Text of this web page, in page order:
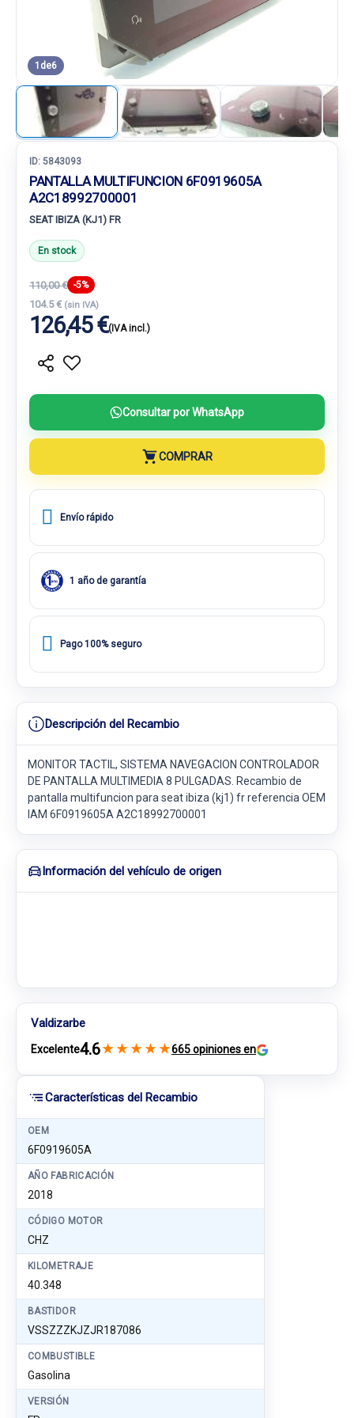
1 de6
Características del Recambio
OEM
6F0919605A
AÑO FABRICACIÓN
2018
CÓDIGO MOTOR
CHZ
KILOMETRAJE
40.348
BASTIDOR
VSSZZZKJZJR187086
COMBUSTIBLE
Gasolina
VERSIÓN
ID: 5843093
PANTALLA MULTIFUNCION 6F0919605A
A2C18992700001
SEAT IBIZA (KJ1) FR
En stock
110,00 € -5%
104.5 € (sin IVA)
126,45 €(IVA incl.)
Consultar por WhatsApp
COMPRAR
Envío rápido
1 año de garantía
Pago 100% seguro
Descripción del Recambio
MONITOR TACTIL, SISTEMA NAVEGACION CONTROLADOR
DE PANTALLA MULTIMEDIA 8 PULGADAS. Recambio de
pantalla multifuncion para seat ibiza (kj1) fr referencia OEM
IAM 6F0919605A A2C18992700001
Información del vehículo de origen
Valdizarbe
Excelente4.6★ ★ ★ ★ ★665 opiniones en